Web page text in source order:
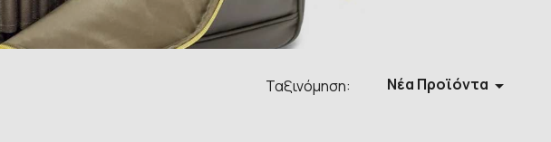
Ταξινόμηση: Νέα Προϊόντα 